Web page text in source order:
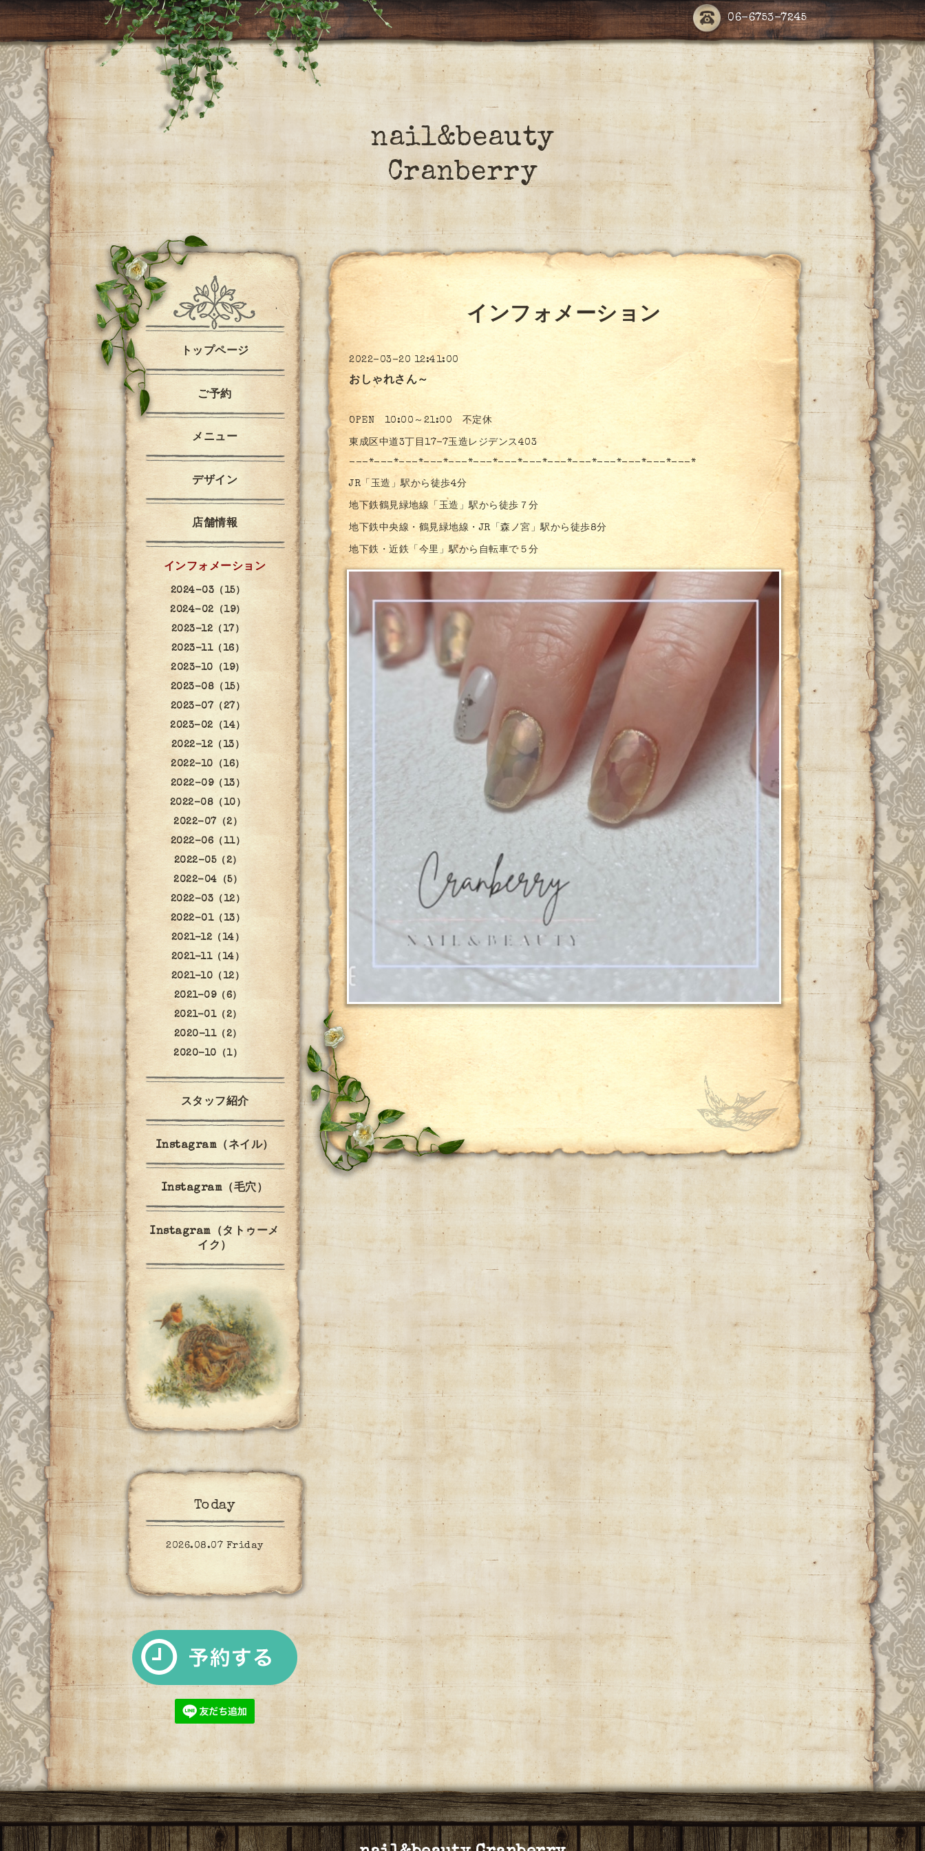
06-6753-7245
nail&beauty
Cranberry
インフォメーション
2022-03-20 12:41:00
おしゃれさん～
OPEN 10:00～21:00 不定休
東成区中道3丁目17-7玉造レジデンス403
---*---*---*---*---*---*---*---*---*---*---*---*---*---*
JR「玉造」駅から徒歩4分
地下鉄鶴見緑地線「玉造」駅から徒歩７分
地下鉄中央線・鶴見緑地線・JR「森ノ宮」駅から徒歩8分
地下鉄・近鉄「今里」駅から自転車で５分
トップページ
ご予約
メニュー
デザイン
店舗情報
インフォメーション
2024-03（15）
2024-02（19）
2023-12（17）
2023-11（16）
2023-10（19）
2023-08（15）
2023-07（27）
2023-02（14）
2022-12（13）
2022-10（16）
2022-09（13）
2022-08（10）
2022-07（2）
2022-06（11）
2022-05（2）
2022-04（5）
2022-03（12）
2022-01（13）
2021-12（14）
2021-11（14）
2021-10（12）
2021-09（6）
2021-01（2）
2020-11（2）
2020-10（1）
スタッフ紹介
Instagram（ネイル）
Instagram（毛穴）
Instagram（タトゥーメ
イク）
Today
2026.08.07 Friday